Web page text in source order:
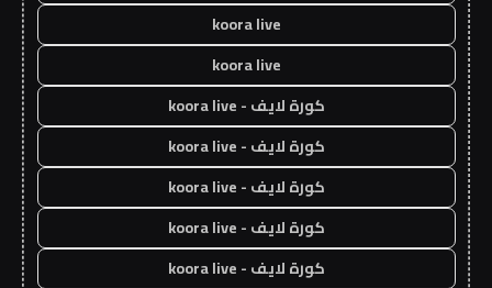
koora live
koora live
كورة لايف - koora live
كورة لايف - koora live
كورة لايف - koora live
كورة لايف - koora live
كورة لايف - koora live